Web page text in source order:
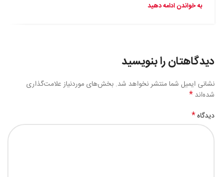
به خواندن ادامه دهید
دیدگاهتان را بنویسید
نشانی ایمیل شما منتشر نخواهد شد. بخش‌های موردنیاز علامت‌گذاری
شده‌اند *
دیدگاه*